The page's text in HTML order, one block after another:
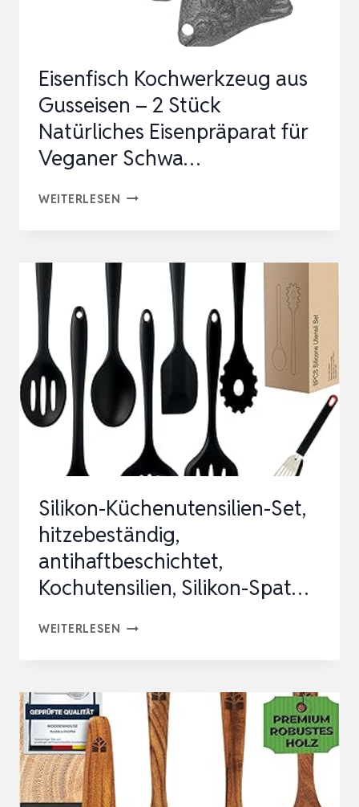
Eisenfisch Kochwerkzeug aus
Gusseisen – 2 Stück
Natürliches Eisenpräparat für
Veganer Schwa…
WEITERLESEN EISENFISCH
GUSSEISEN
–
STÜCK
NATÜRLICHES
EISENPRÄPARAT
FÜR
VEGANER
SCHWA…
Silikon-Küchenutensilien-Set,
hitzebeständig,
antihaftbeschichtet,
Kochutensilien, Silikon-Spat…
WEITERLESEN SILIKON-
HITZEBESTÄNDIG,
ANTIHAFTBESCHICHTET,
KOCHUTENSILIEN,
SILIKON-
SPAT…